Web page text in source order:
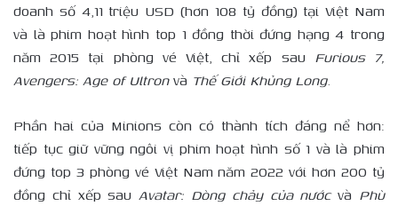
doanh số 4,11 triệu USD (hơn 108 tỷ đồng) tại Việt Nam
và là phim hoạt hình top 1 đồng thời đứng hạng 4 trong
năm 2015 tại phòng vé Việt, chỉ xếp sau Furious 7,
Avengers: Age of Ultronvà Thế Giới Khủng Long.
Phần hai của Minions còn có thành tích đáng nể hơn:
tiếp tục giữ vững ngôi vị phim hoạt hình số 1 và là phim
đứng top 3 phòng vé Việt Nam năm 2022 với hơn 200 tỷ
đồng chỉ xếp sauAvatar: Dòng chảy của nướcvà Phù